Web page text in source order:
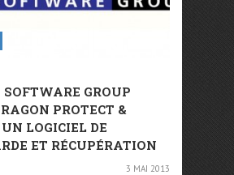
GROUP
PROTECT &
LOGICIEL DE
ET RÉCUPÉRATION
3 MAI 2013